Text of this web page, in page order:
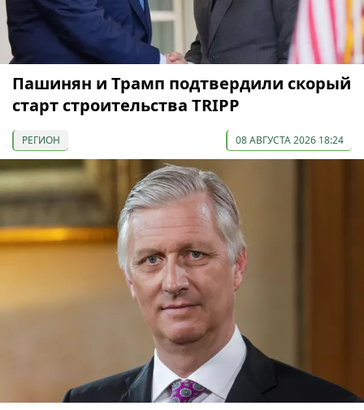
Пашинян и Трамп подтвердили скорый
старт строительства TRIPP
РЕГИОН 08 АВГУСТА 2026 18:24